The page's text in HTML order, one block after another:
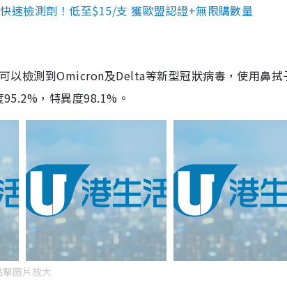
速檢測劑！低至$15/支 獲歐盟認證+無限購數量
以檢測到Omicron及Delta等新型冠狀病毒，使用鼻拭
，特異度98.1%。
擊圖片放大